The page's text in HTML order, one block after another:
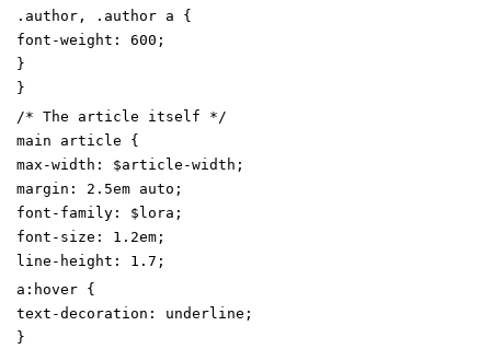
. author , . author a
{
font-weight : 600 ;
}
}
/* The article itself */
main
article
{
max-width : $article-width ;
margin : 2 .5em auto ;
font-family : $lora ;
font-size : 1 .2em ;
line-height : 1 .7 ;
a : hover {
text-decoration : underline ;
}